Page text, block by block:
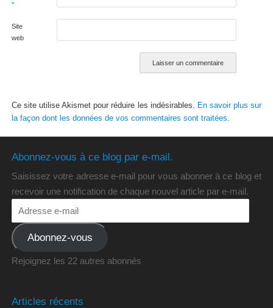
*
Site
web
Ce site utilise Akismet pour réduire les indésirables. En savoir plus sur
la façon dont les données de vos commentaires sont traitées.
Abonnez-vous à ce blog par e-mail.
Saisissez votre adresse e-mail pour vous abonner à ce blog et
recevoir une notification de chaque nouvel article par e-mail.
Abonnez-vous
Rejoignez les 22 autres abonnés
Articles récents